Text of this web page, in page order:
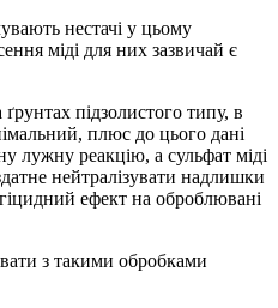
нестачі у цьому
міді для них зазвичай є
підзолистого типу, в
плюс до цього дані
лужну реакцію, а сульфат міді
нейтралізувати надлишки
ефект на оброблювані
з такими обробками